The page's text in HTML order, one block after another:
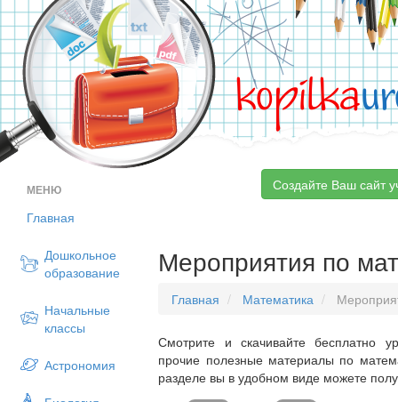
kopilka
МЕНЮ
Главная
Дошкольное
образование
Начальные
классы
Астрономия
Создайте Ваш сайт
Мероприятия по
Главная Математика
Смотрите и скачивайте бесплатно
прочие полезные материалы по
разделе вы в удобном виде можете